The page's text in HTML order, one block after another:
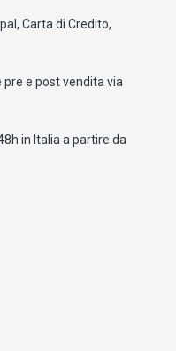
Carta di Credito,
e post vendita via
in Italia a partire da